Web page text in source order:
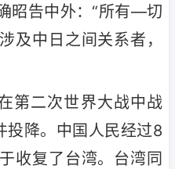
昭告中外：“所有—切
及中日之间关系者，
第二次世界大战中战
投降。中国人民经过8
收复了台湾。台湾同